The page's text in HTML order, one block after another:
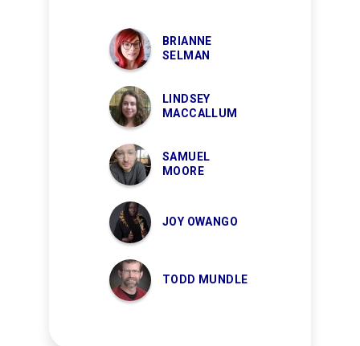
BRIANNE
SELMAN
LINDSEY
MACCALLUM
SAMUEL
MOORE
JOY OWANGO
TODD MUNDLE